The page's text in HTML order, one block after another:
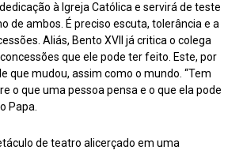
à Igreja Católica e servirá de teste
de ambos. É preciso escuta, tolerância e a
Aliás, Bento XVII já critica o colega
que ele pode ter feito. Este, por
que mudou, assim como o mundo. “Tem
o que uma pessoa pensa e o que ela pode
Papa.
de teatro alicerçado em uma